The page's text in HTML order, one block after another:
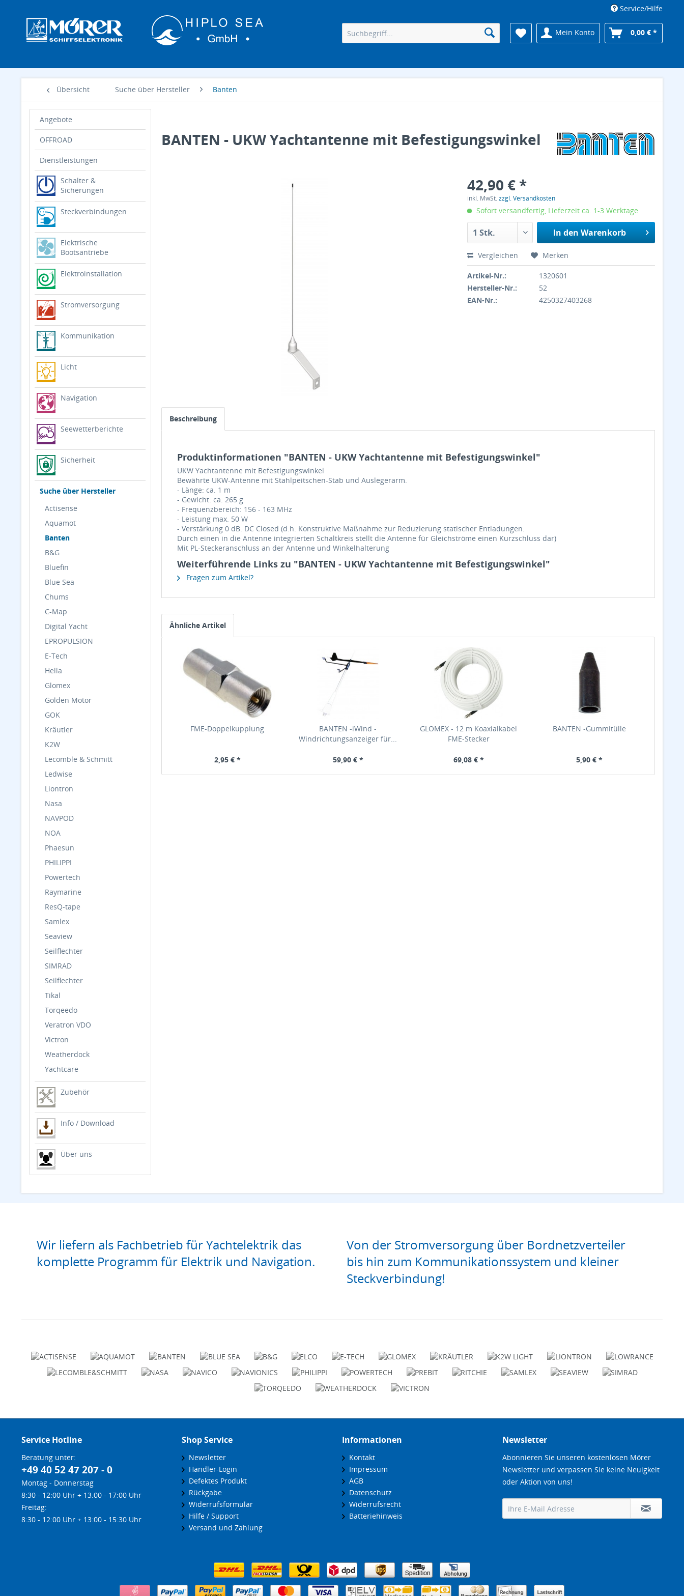
Service/Hilfe
Mein Konto 0,00 € *
Übersicht Suche über Hersteller Banten
Angebote
OFFROAD
Dienstleistungen
Schalter &
Sicherungen
Steckverbindungen
Elektrische
Bootsantriebe
Elektroinstallation
Stromversorgung
Kommunikation
Licht
Navigation
Seewetterberichte
Sicherheit
Suche über Hersteller
Actisense
Aquamot
Banten
B&G
Bluefin
Blue Sea
Chums
C-Map
Digital Yacht
EPROPULSION
E-Tech
Hella
Glomex
Golden Motor
GOK
Kräutler
K2W
Lecomble & Schmitt
Ledwise
Liontron
Nasa
NAVPOD
NOA
Phaesun
PHILIPPI
Powertech
Raymarine
ResQ-tape
Samlex
Seaview
Seilflechter
SIMRAD
Seilflechter
Tikal
Torqeedo
Veratron VDO
Victron
Weatherdock
Yachtcare
Zubehör
Info / Download
Über uns
BANTEN - UKW Yachtantenne mit Befestigungswinkel
42,90 € *
inkl. MwSt.zzgl. Versandkosten
Sofort versandfertig, Lieferzeit ca. 1-3 Werktage
In den Warenkorb
Vergleichen Merken
Artikel-Nr.:
1320601
Hersteller-Nr.:
52
EAN-Nr.:
4250327403268
Beschreibung
Produktinformationen "BANTEN - UKW Yachtantenne mit Befestigungswinkel"
UKW Yachtantenne mit Befestigungswinkel
Bewährte UKW-Antenne mit Stahlpeitschen-Stab und Auslegerarm.
- Länge: ca. 1 m
- Gewicht: ca. 265 g
- Frequenzbereich: 156 - 163 MHz
- Leistung max. 50 W
- Verstärkung 0 dB. DC Closed (d.h. Konstruktive Maßnahme zur Reduzierung statischer Entladungen.
Durch einen in die Antenne integrierten Schaltkreis stellt die Antenne für Gleichströme einen Kurzschluss dar)
Mit PL-Steckeranschluss an der Antenne und Winkelhalterung
Weiterführende Links zu "BANTEN - UKW Yachtantenne mit Befestigungswinkel"
Fragen zum Artikel?
Ähnliche Artikel
FME-Doppelkupplung
2,95 € *
BANTEN -iWind -
Windrichtungsanzeiger für...
59,90 € *
GLOMEX - 12 m Koaxialkabel
FME-Stecker
69,08 € *
BANTEN -Gummitülle
5,90 € *
Wir liefern als Fachbetrieb für Yachtelektrik das
komplette Programm für Elektrik und Navigation.
Von der Stromversorgung über Bordnetzverteiler
bis hin zum Kommunikationssystem und kleiner
Steckverbindung!
Service Hotline
Beratung unter:
+49 40 52 47 207 - 0
Montag - Donnerstag
8:30 - 12:00 Uhr + 13.00 - 17:00 Uhr
Freitag:
8:30 - 12:00 Uhr + 13:00 - 15:30 Uhr
Shop Service
Newsletter
Händler-Login
Defektes Produkt
Rückgabe
Widerrufsformular
Hilfe / Support
Versand und Zahlung
Informationen
Kontakt
Impressum
AGB
Datenschutz
Widerrufsrecht
Batteriehinweis
Newsletter
Abonnieren Sie unseren kostenlosen Mörer
Newsletter und verpassen Sie keine Neuigkeit
oder Aktion von uns!